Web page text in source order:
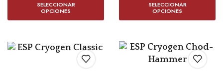
SELECCIONAR
OPCIONES
SELECCIONAR
OPCIONES